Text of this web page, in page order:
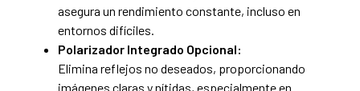
asegura un rendimiento constante, incluso en
entornos difíciles.
Polarizador Integrado Opcional:
Elimina reflejos no deseados, proporcionando
imágenes claras y nítidas, especialmente en